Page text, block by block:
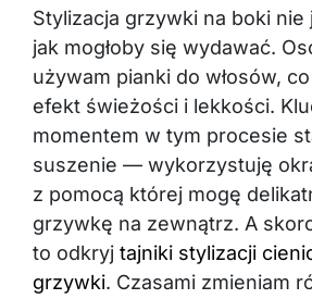
Stylizacja grzywki na boki nie
jak mogłoby się wydawać.
używam pianki do włosów,
efekt świeżości i lekkości.
momentem w tym procesie
suszenie — wykorzystuję
z pomocą której mogę
grzywkę na zewnątrz. A
to odkryj tajniki stylizacji
grzywki. Czasami zmieniam